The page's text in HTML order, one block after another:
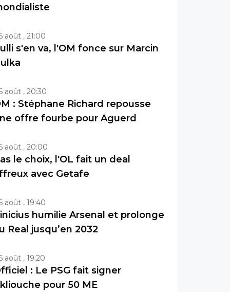
août , 21:00
s'en va, l'OM fonce sur Marcin
août , 20:30
: Stéphane Richard repousse
offre fourbe pour Aguerd
août , 20:00
le choix, l'OL fait un deal
avec Getafe
août , 19:40
humilie Arsenal et prolonge
Real jusqu’en 2032
août , 19:20
: Le PSG fait signer
pour 50 ME